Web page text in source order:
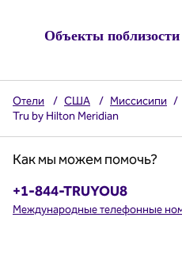
Объекты поблизости
Отели / США / Миссисипи /
Tru by Hilton Meridian
Как мы можем помочь?
Телефон:
+1-844-TRUYOU8
Международные телефонные